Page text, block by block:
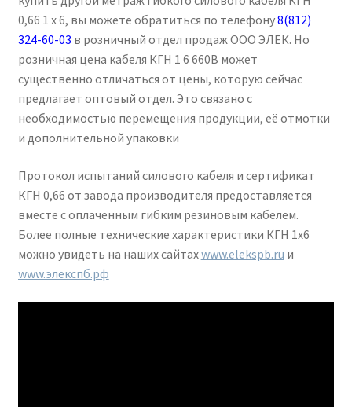
0,66 1 х 6, вы можете обратиться по телефону8(812)
324-60-03 в розничный отдел продаж ООО ЭЛЕК. Но
розничная цена кабеля КГН 1 6 660В может
существенно отличаться от цены, которую сейчас
предлагает оптовый отдел. Это связано с
необходимостью перемещения продукции, её отмотки
и дополнительной упаковки
Протокол испытаний силового кабеля и сертификат
КГН 0,66 от завода производителя предоставляется
вместе с оплаченным гибким резиновым кабелем.
Более полные технические характеристики КГН 1х6
можно увидеть на наших сайтахwww.elekspb.ru и
www.элекспб.рф